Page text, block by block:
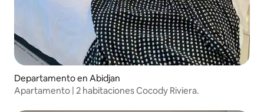
Departamento en Abidjan
Apartamento | 2 habitaciones Cocody Riviera.